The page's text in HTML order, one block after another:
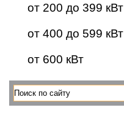
от 200 до 399 кВт
от 400 до 599 кВт
от 600 кВт